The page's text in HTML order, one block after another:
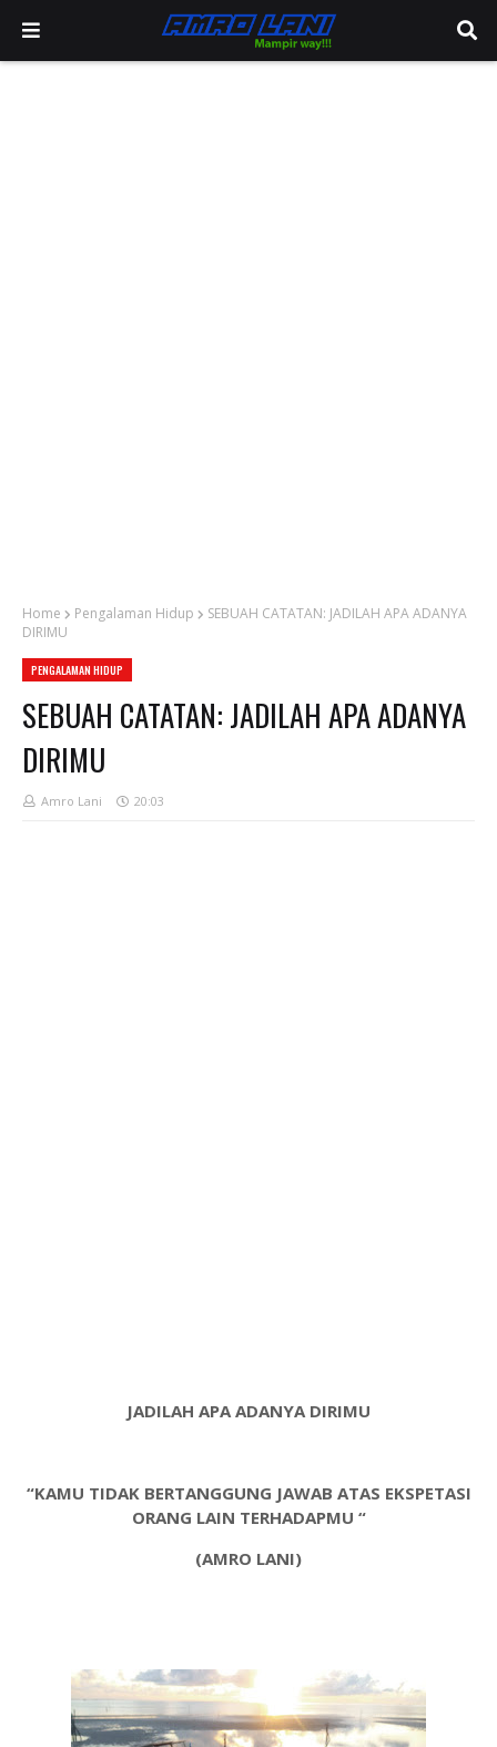
Home Pengalaman Hidup
SEBUAH CATATAN: JADILAH APA ADANYA
DIRIMU
PENGALAMAN HIDUP
SEBUAH CATATAN: JADILAH APA ADANYA
DIRIMU
Amro Lani 20:03
JADILAH APA ADANYA DIRIMU
“KAMU TIDAK BERTANGGUNG JAWAB ATAS EKSPETASI
ORANG LAIN TERHADAPMU “
(AMRO LANI)